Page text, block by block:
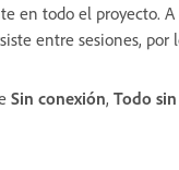
en todo el proyecto.
entre sesiones,
Sin conexión, Todo